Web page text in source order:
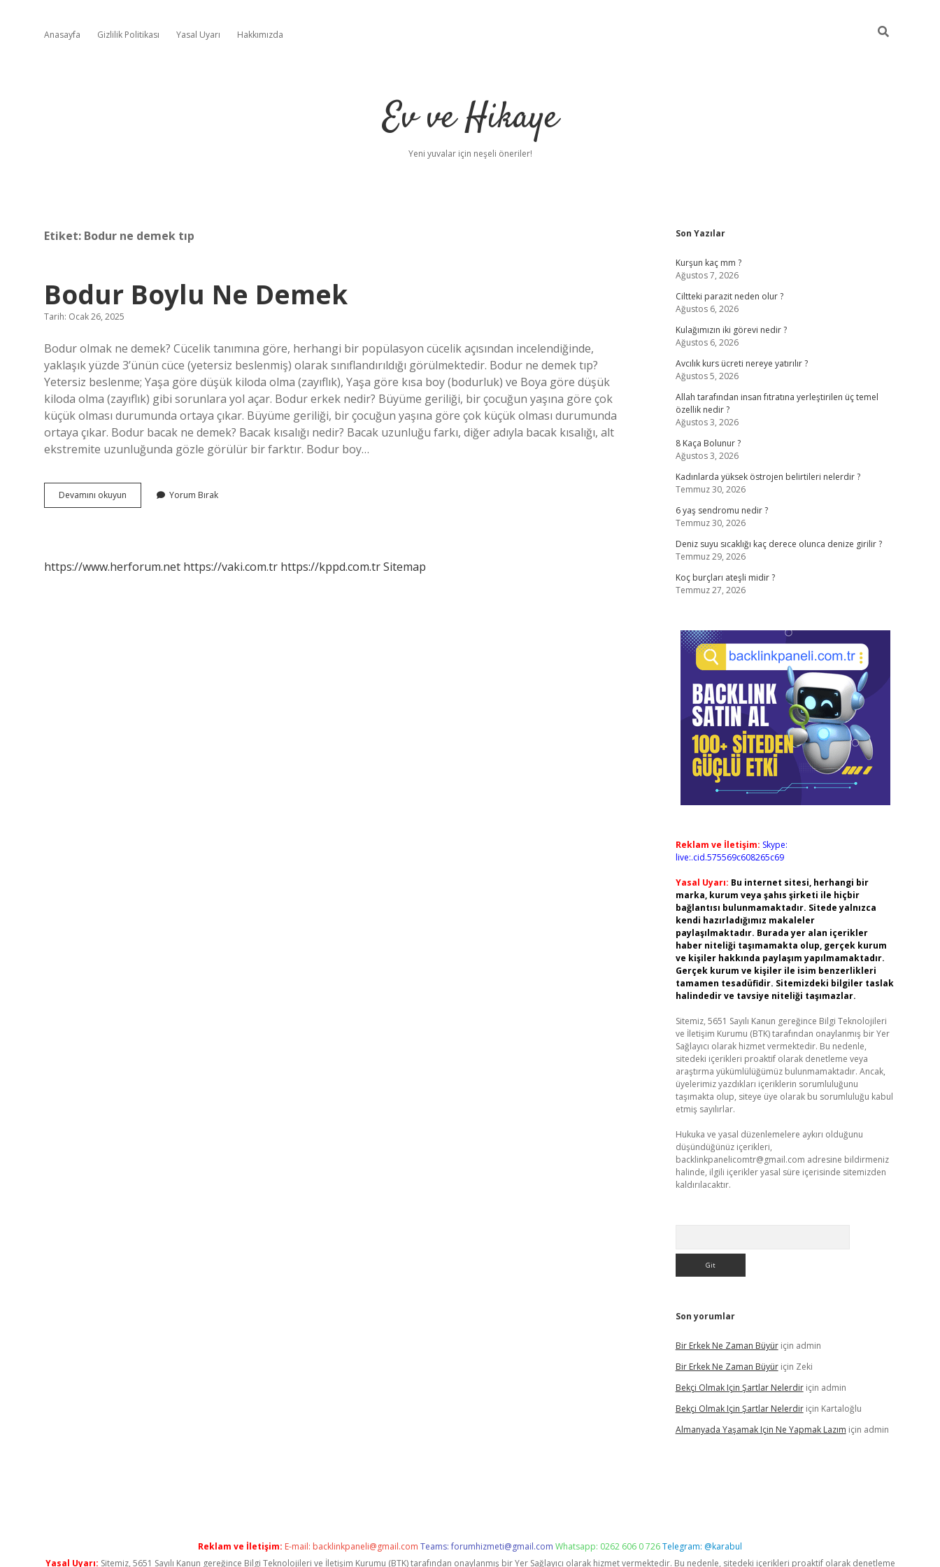
Anasayfa Gizlilik Politikası Yasal Uyarı Hakkımızda
Ev ve Hikaye
Yeni yuvalar için neşeli öneriler!
Etiket: Bodur ne demek tıp
Bodur Boylu Ne Demek
Tarih: Ocak 26, 2025
Bodur olmak ne demek? Cücelik tanımına göre, herhangi bir popülasyon cücelik açısından incelendiğinde,
yaklaşık yüzde 3’ünün cüce (yetersiz beslenmiş) olarak sınıflandırıldığı görülmektedir. Bodur ne demek tıp?
Yetersiz beslenme; Yaşa göre düşük kiloda olma (zayıflık), Yaşa göre kısa boy (bodurluk) ve Boya göre düşük
kiloda olma (zayıflık) gibi sorunlara yol açar. Bodur erkek nedir? Büyüme geriliği, bir çocuğun yaşına göre çok
küçük olması durumunda ortaya çıkar. Büyüme geriliği, bir çocuğun yaşına göre çok küçük olması durumunda
ortaya çıkar. Bodur bacak ne demek? Bacak kısalığı nedir? Bacak uzunluğu farkı, diğer adıyla bacak kısalığı, alt
ekstremite uzunluğunda gözle görülür bir farktır. Bodur boy…
Devamını okuyun
Boylu
Yorum Bırak
https://www.herforum.net https://vaki.com.tr https://kppd.com.trSitemap
Sidebar
Son Yazılar
Kurşun kaç mm ?
Ağustos 7, 2026
Ciltteki parazit neden olur ?
Ağustos 6, 2026
Kulağımızın iki görevi nedir ?
Ağustos 6, 2026
Avcılık kurs ücreti nereye yatırılır ?
Ağustos 5, 2026
Allah tarafından insan fıtratına yerleştirilen üç temel
özellik nedir ?
Ağustos 3, 2026
8 Kaça Bolunur ?
Ağustos 3, 2026
Kadınlarda yüksek östrojen belirtileri nelerdir ?
Temmuz 30, 2026
6 yaş sendromu nedir ?
Temmuz 30, 2026
Deniz suyu sıcaklığı kaç derece olunca denize girilir ?
Temmuz 29, 2026
Koç burçları ateşli midir ?
Temmuz 27, 2026
Reklam ve İletişim: Skype:
live:.cid.575569c608265c69
Yasal Uyarı: Bu internet sitesi, herhangi bir
marka, kurum veya şahıs şirketi ile hiçbir
bağlantısı bulunmamaktadır. Sitede yalnızca
kendi hazırladığımız makaleler
paylaşılmaktadır. Burada yer alan içerikler
haber niteliği taşımamakta olup, gerçek kurum
ve kişiler hakkında paylaşım yapılmamaktadır.
Gerçek kurum ve kişiler ile isim benzerlikleri
tamamen tesadüfidir. Sitemizdeki bilgiler taslak
halindedir ve tavsiye niteliği taşımazlar.
Sitemiz, 5651 Sayılı Kanun gereğince Bilgi Teknolojileri
ve İletişim Kurumu (BTK) tarafından onaylanmış bir Yer
Sağlayıcı olarak hizmet vermektedir. Bu nedenle,
sitedeki içerikleri proaktif olarak denetleme veya
araştırma yükümlülüğümüz bulunmamaktadır. Ancak,
üyelerimiz yazdıkları içeriklerin sorumluluğunu
taşımakta olup, siteye üye olarak bu sorumluluğu kabul
etmiş sayılırlar.
Hukuka ve yasal düzenlemelere aykırı olduğunu
düşündüğünüz içerikleri,
backlinkpanelicomtr@gmail.com adresine bildirmeniz
halinde, ilgili içerikler yasal süre içerisinde sitemizden
kaldırılacaktır.
Son yorumlar
Bir Erkek Ne Zaman Büyüriçin admin
Bir Erkek Ne Zaman Büyüriçin Zeki
Bekçi Olmak Için Şartlar Nelerdiriçin admin
Bekçi Olmak Için Şartlar Nelerdiriçin Kartaloğlu
Almanyada Yaşamak Için Ne Yapmak Lazım için admin
Reklam ve İletişim: E-mail: backlinkpaneli@gmail.com Teams:forumhizmeti@gmail.com Whatsapp: 0262 606 0 726Telegram: @karabul
Yasal Uyarı: Sitemiz, 5651 Sayılı Kanun gereğince Bilgi Teknolojileri ve İletişim Kurumu (BTK) tarafından onaylanmış bir Yer Sağlayıcı olarak hizmet vermektedir. Bu nedenle, sitedeki içerikleri proaktif olarak denetleme